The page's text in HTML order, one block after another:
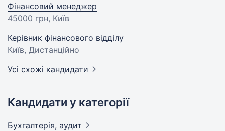
Фінансовий менеджер
45000 грн, Київ
Керівник фінансового відділу
Київ, Дистанційно
Усі схожі кандидати
Кандидати у категорії
Бухгалтерія, аудит